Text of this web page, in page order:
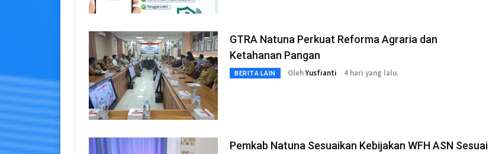
GTRA Natuna Perkuat Reforma Agraria dan
Ketahanan Pangan
BERITA LAIN OlehYusfianti 4 hari yang lalu.
Pemkab Natuna Sesuaikan Kebijakan WFH ASN Sesuai